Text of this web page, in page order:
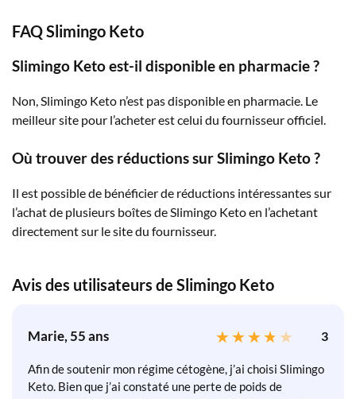
FAQ Slimingo Keto
Slimingo Keto est-il disponible en pharmacie ?
Non, Slimingo Keto n’est pas disponible en pharmacie. Le
meilleur site pour l’acheter est celui du fournisseur officiel.
Où trouver des réductions sur Slimingo Keto ?
Il est possible de bénéficier de réductions intéressantes sur
l’achat de plusieurs boîtes de Slimingo Keto en l’achetant
directement sur le site du fournisseur.
Avis des utilisateurs de Slimingo Keto
Marie, 55 ans 3
Afin de soutenir mon régime cétogène, j’ai choisi Slimingo
Keto. Bien que j’ai constaté une perte de poids de